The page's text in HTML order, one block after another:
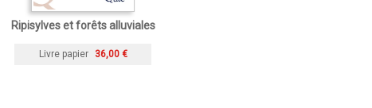
Ripisylves et forêts alluviales
Livre papier 36,00 €